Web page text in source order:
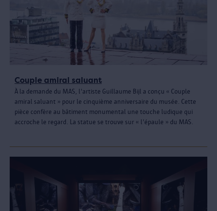
Couple amiral saluant
À la demande du MAS, l'artiste Guillaume Bijl a conçu « Couple
amiral saluant » pour le cinquième anniversaire du musée. Cette
pièce confère au bâtiment monumental une touche ludique qui
accroche le regard. La statue se trouve sur « l'épaule » du MAS.